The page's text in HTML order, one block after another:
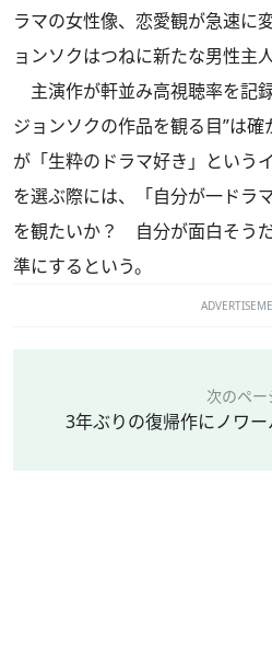
ラマの女性像、恋愛観が急速に
ョンソクはつねに新たな男性主
主演作が軒並み高視聴率を記
ジョンソクの作品を観る目”は
が「生粋のドラマ好き」という
を選ぶ際には、「自分が一ドラ
を観たいか？ 自分が面白そう
準にするという。
次のペー
3年ぶりの復帰作にノワ